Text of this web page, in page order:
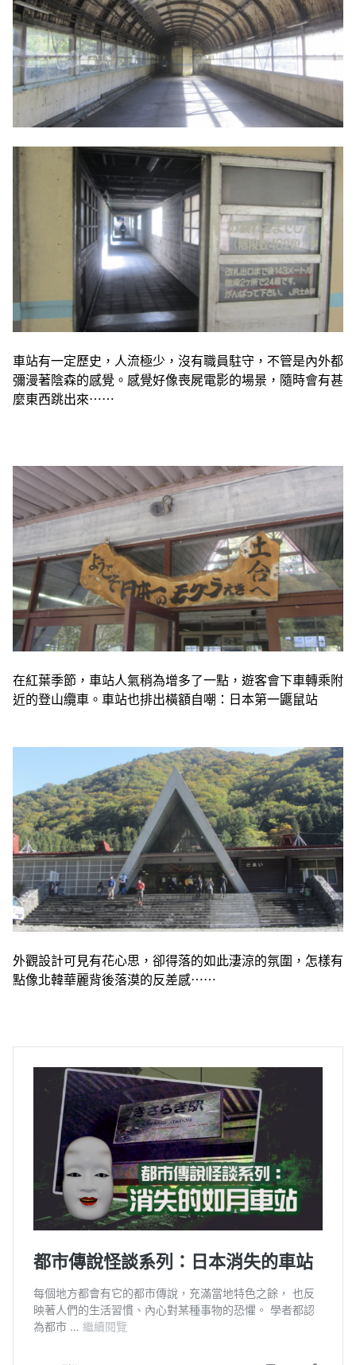
車站有一定歷史，人流極少，沒有職員駐守，不管是內外都
彌漫著陰森的感覺。 感覺好像喪屍電影的場景，隨時會有甚
麼東西跳出來⋯⋯
在紅葉季節，車站人氣稍為增多了一點，遊客會下車轉乘附
近的登山纜車。車站也排出橫額自嘲：日本第一鼴鼠站
外觀設計可見有花心思，卻得落的如此淒涼的氛圍，怎樣有
點像北韓華麗背後落漠的反差感⋯⋯